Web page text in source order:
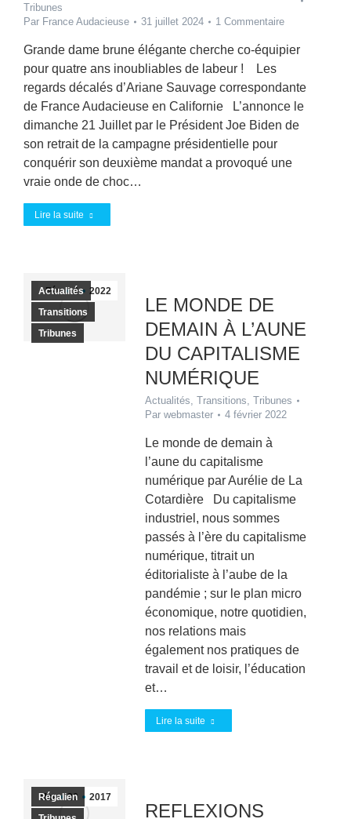
Tribunes
Par France Audacieuse 31 juillet 2024 1 Commentaire
Grande dame brune élégante cherche co-équipier
pour quatre ans inoubliables de labeur ! Les
regards décalés d’Ariane Sauvage correspondante
de France Audacieuse en Californie L’annonce le
dimanche 21 Juillet par le Président Joe Biden de
son retrait de la campagne présidentielle pour
conquérir son deuxième mandat a provoqué une
vraie onde de choc…
Lire la suite
Fév 4 2022
Actualités
Transitions
Tribunes
LE MONDE DE
DEMAIN À L’AUNE
DU CAPITALISME
NUMÉRIQUE
Actualités,Transitions,Tribunes
Parwebmaster 4 février 2022
Le monde de demain à
l’aune du capitalisme
numérique par Aurélie de La
Cotardière Du capitalisme
industriel, nous sommes
passés à l’ère du capitalisme
numérique, titrait un
éditorialiste à l’aube de la
pandémie ; sur le plan micro
économique, notre quotidien,
nos relations mais
également nos pratiques de
travail et de loisir, l’éducation
et…
Lire la suite
Mar 20 2017
Régalien
REFLEXIONS